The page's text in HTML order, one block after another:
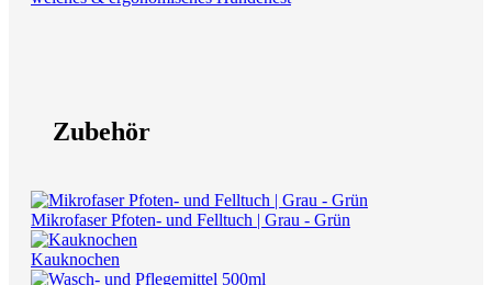
Zubehör
Mikrofaser Pfoten- und Felltuch | Grau - Grün
Kauknochen